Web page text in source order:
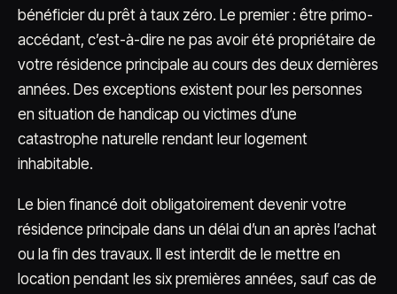
bénéficier du prêt à taux zéro. Le premier : être primo-
accédant, c’est-à-dire ne pas avoir été propriétaire de
votre résidence principale au cours des deux dernières
années. Des exceptions existent pour les personnes
en situation de handicap ou victimes d’une
catastrophe naturelle rendant leur logement
inhabitable.
Le bien financé doit obligatoirement devenir votre
résidence principale dans un délai d’un an après l’achat
ou la fin des travaux. Il est interdit de le mettre en
location pendant les six premières années, sauf cas de